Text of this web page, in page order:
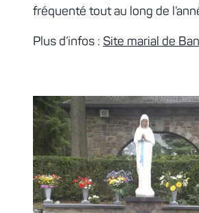
fréquenté tout au long de
Plus d’infos : Site marial de